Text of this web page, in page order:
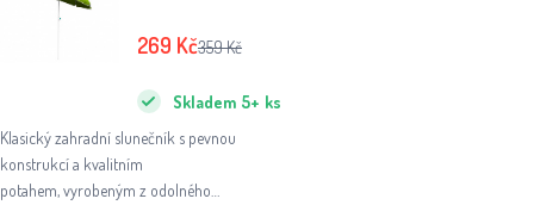
Zelený
Klasický zahradní slunečník s pevnou
konstrukcí a kvalitním
potahem, vyrobeným z odolného
Skladem 5+ ks
269 Kč359Kč